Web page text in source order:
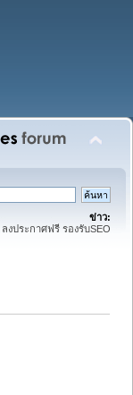
ข่าว:
ลงประกาศฟรี รองรับSEO